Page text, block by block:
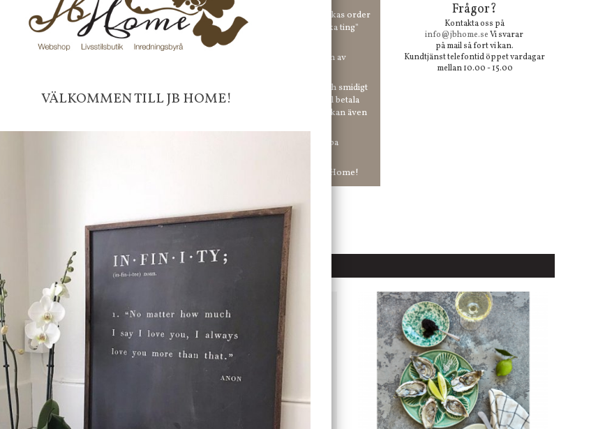
Frakt 99 kr, handlar du över 2000 kr skickas order
fraktfritt. 100 kr - 400 kr i frakt för våra "unika ting"
produkter som skickas.
10 % rabatt på din första order vid anmälan av
Faktura 0 kr. Hos oss betalar du enkelt och smidigt
med KLARNA CHECKOUT. Välj själv hur du vill betala
mellan alla Klarnas betalningstjänster. Och du kan även
Nöjda kunder och strävar efter att ha snabba
-ligt Tack för att just Du tittar in hos Jb Home!
Frågor?
Kontakta oss på
info@jbhome.seVi svarar
på mail så fort vi kan.
Kundtjänst telefontid öppet vardagar
mellan 10.00 - 15.00
LÄGG I ÖNSKELISTA
DU KANSKE OCKSÅ ÄR INTRESSERAD AV
-20%
VÄLKOMMEN TILL JB HOME!